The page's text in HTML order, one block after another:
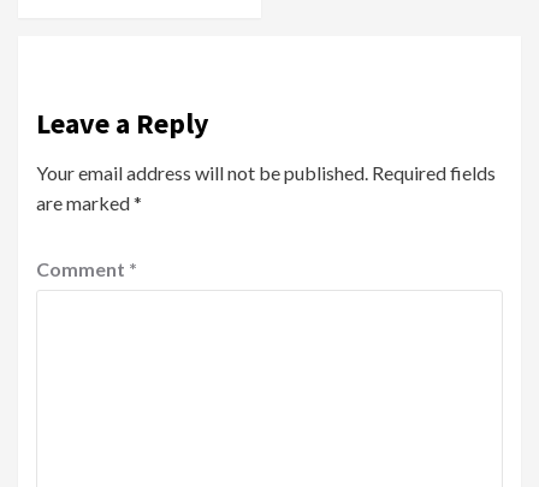
Leave a Reply
Your email address will not be published. Required fields
are marked*
Comment *